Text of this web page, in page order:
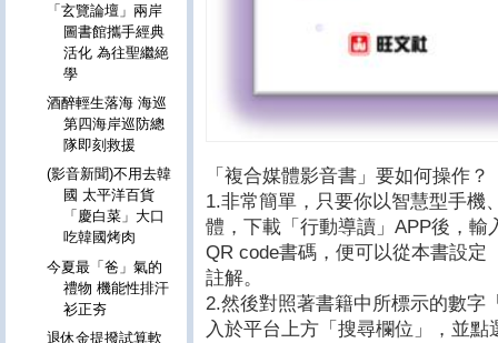
「複合媒體影音書」要如何操作？
1.非常簡單，只要你以智慧型手機
體，下載「行動導讀」APP後，
QR code書碼，便可以從本書設定
註解。
2.然後對照著書籍中所標示的數字
入於平台上方「搜尋欄位」，並點
「玄覽論壇」兩岸
圖書館攜手經典
活化 為往聖繼絕
學
酒醉輕生落海 海巡
第四海岸巡防總
隊即刻救援
(影音新聞)不用去韓
國 太平洋百貨
「慶白菜」大口
吃韓國烤肉
今夏最「爸」氣的
禮物 機能性排汗
衫正夯
退休金提撥試算軟